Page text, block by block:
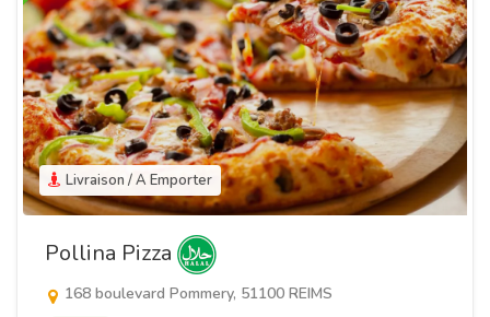
Livraison / A Emporter
Pollina Pizza
168 boulevard Pommery, 51100 REIMS